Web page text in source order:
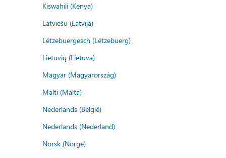
Kiswahili (Kenya)
Latviešu (Latvija)
Lëtzebuergesch (Lëtzebuerg)
Lietuvių (Lietuva)
Magyar (Magyarország)
Malti (Malta)
Nederlands (België)
Nederlands (Nederland)
Norsk (Norge)